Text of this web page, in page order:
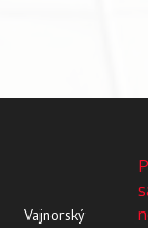
Vajnorský